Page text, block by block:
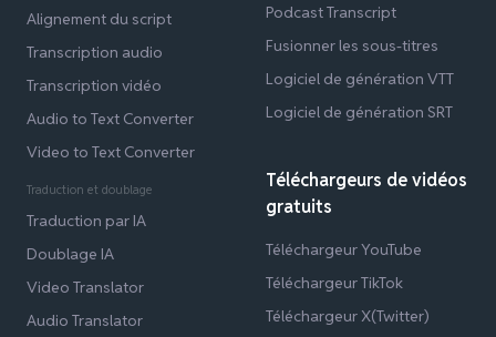
Alignement du script
Transcription audio
Transcription vidéo
Audio to Text Converter
Video to Text Converter
Traduction et doublage
Traduction par IA
Doublage IA
Video Translator
Audio Translator
Podcast Transcript
Fusionner les sous-titres
Logiciel de génération VTT
Logiciel de génération SRT
Téléchargeurs de vidéos
gratuits
Téléchargeur YouTube
Téléchargeur TikTok
Téléchargeur X(Twitter)